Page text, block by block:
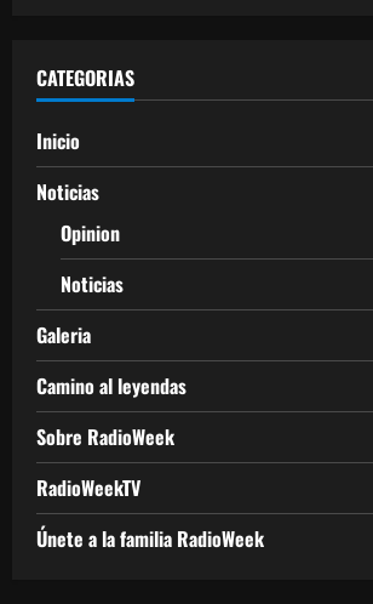
CATEGORIAS
Inicio
Noticias
Opinion
Noticias
Galeria
Camino al leyendas
Sobre RadioWeek
RadioWeekTV
Únete a la familia RadioWeek